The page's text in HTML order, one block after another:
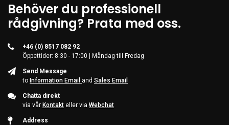
Behöver du professionell
rådgivning? Prata med oss.
+46 (0) 8517 082 92
Öppettider: 8:30 - 17:00 | Måndag till Fredag
Send Message
to Information Email and Sales Email
Chatta direkt
via vår Kontakt eller via Webchat
Address